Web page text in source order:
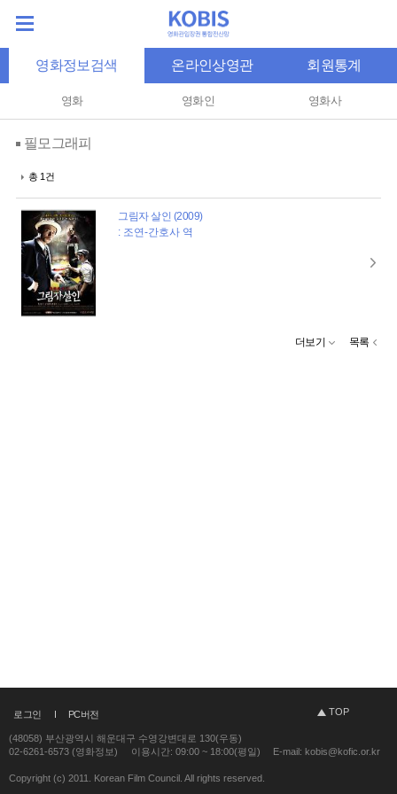
영화정보검색 온라인상영관 회원통계
영화 영화인 영화사
필모그래피
총 1건
그림자 살인 (2009)
: 조연-간호사 역
더보기 목록
로그인 PC버전 TOP
(48058) 부산광역시 해운대구 수영강변대로 130(우동)
02-6261-6573 (영화정보)
이용시간: 09:00 ~ 18:00(평일) E-mail: kobis@kofic.or.kr
Copyright (c) 2011. Korean Film Council. All rights reserved.